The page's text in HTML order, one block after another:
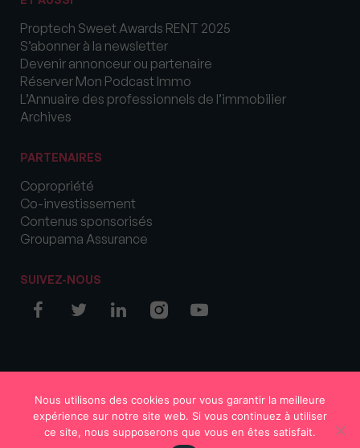
Proptech Sweet Awards RENT 2025
S’abonner à la newsletter
Devenir annonceur ou partenaire
Réserver Mon Podcast Immo
L’Annuaire des professionnels de l’immobilier
Archives
PARTENAIRES
Copropriété
Co-investissement
Contenus sponsorisés
Groupama Assurance
SUIVEZ-NOUS
Nous utilisons des cookies pour vous garantir la meilleure
expérience sur notre site web. Si vous continuez à utiliser
ce site, nous supposerons que vous en êtes satisfait.